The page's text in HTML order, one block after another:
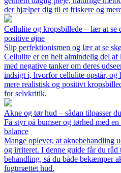
der hjælper dig til et friskere og
Cellulite og kropsbillede – lær at se
positive øjne
Slip perfektionismen og lær at se
Cellulite er en helt almindelig del
med negative tanker om deres
indsigt i, hvorfor cellulite opstår, og
mere realistisk og positivt
for selvkritik.
Akne og tør hud – sådan tilpasser
Få styr på bumser og tørhed med
balance
Mange oplever, at aknebehandling
og irriteret. I denne guide får du
behandling, så du både bekæmper
fugtmættet hud.